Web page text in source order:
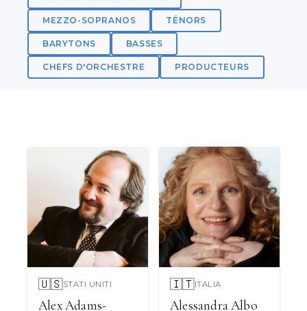
MEZZO-SOPRANOS TÉNORS
BARYTONS BASSES
CHEFS D'ORCHESTRE PRODUCTEURS
🇺🇸STATI UNITI
Alex Adams-
🇮🇹ITALIA
Alessandra Albo